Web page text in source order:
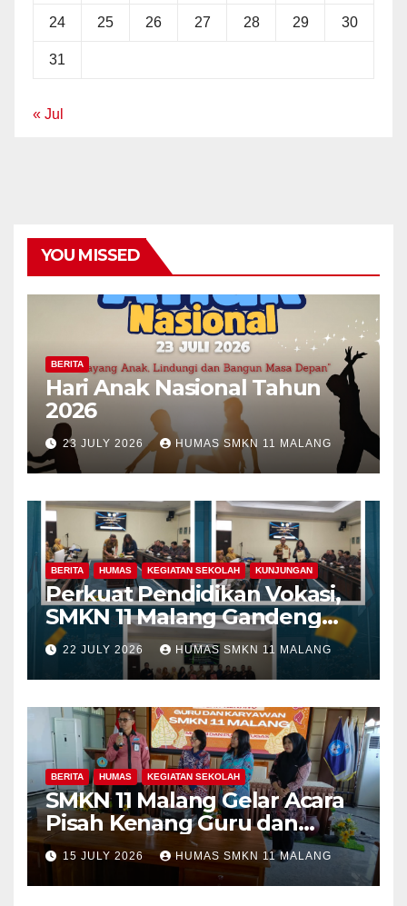
24 25 26 27 28 29 30
31
« Jul
YOU MISSED
BERITA
Hari Anak Nasional Tahun
2026
23 JULY 2026 HUMAS SMKN 11 MALANG
BERITA HUMAS KEGIATAN SEKOLAH KUNJUNGAN
Perkuat Pendidikan Vokasi,
SMKN 11 Malang Gandeng
Fakultas Teknik Universitas
Merdeka Malang dalam
Program Kolaboratif
22 JULY 2026 HUMAS SMKN 11 MALANG
BERITA HUMAS KEGIATAN SEKOLAH
SMKN 11 Malang Gelar Acara
Pisah Kenang Guru dan
Tenaga Kependidikan yang
Purna Tugas dan Mutasi
Tugas
15 JULY 2026 HUMAS SMKN 11 MALANG